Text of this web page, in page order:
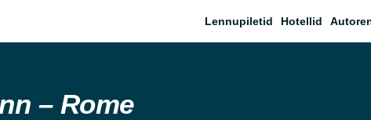
Lennupiletid Hotellid
– Rome